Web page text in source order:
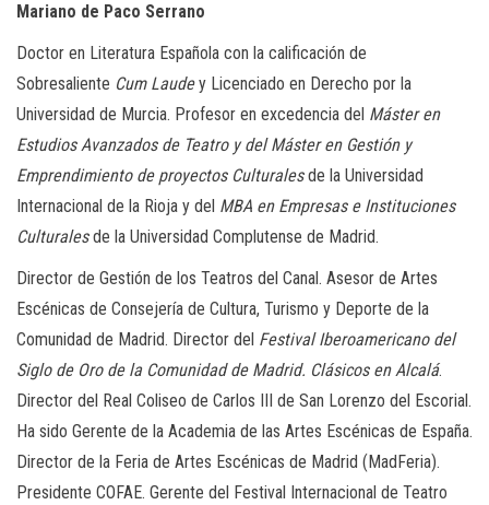
Mariano de Paco Serrano
Doctor en Literatura Española con la calificación de
Sobresaliente Cum Laudey Licenciado en Derecho por la
Universidad de Murcia. Profesor en excedencia del Máster en
Estudios Avanzados de Teatro y del Máster en Gestión y
Emprendimiento de proyectos Culturalesde la Universidad
Internacional de la Rioja y del MBA en Empresas e Instituciones
Culturalesde la Universidad Complutense de Madrid.
Director de Gestión de los Teatros del Canal. Asesor de Artes
Escénicas de Consejería de Cultura, Turismo y Deporte de la
Comunidad de Madrid. Director del Festival Iberoamericano del
Siglo de Oro de la Comunidad de Madrid. Clásicos en Alcalá.
Director del Real Coliseo de Carlos III de San Lorenzo del Escorial.
Ha sido Gerente de la Academia de las Artes Escénicas de España.
Director de la Feria de Artes Escénicas de Madrid (MadFeria).
Presidente COFAE. Gerente del Festival Internacional de Teatro